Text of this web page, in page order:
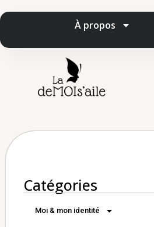
À propos
Catégories
Moi & mon identité